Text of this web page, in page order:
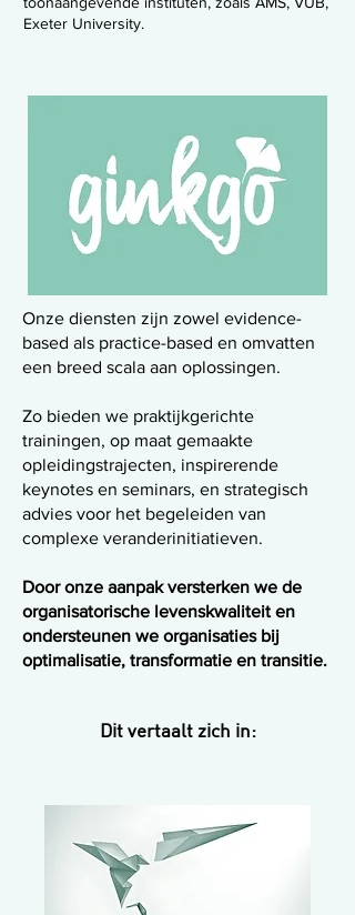
Dit vertaalt zich in:
Exeter University.
Onze diensten zijn zowel evidence-
based als practice-based en omvatten
een breed scala aan oplossingen.
Zo bieden we praktijkgerichte
trainingen, op maat gemaakte
opleidingstrajecten, inspirerende
keynotes en seminars, en strategisch
advies voor het begeleiden van
complexe veranderinitiatieven.
Door onze aanpak versterken we de
organisatorische levenskwaliteit en
ondersteunen we organisaties bij
optimalisatie, transformatie en transitie.